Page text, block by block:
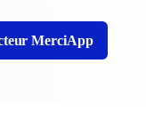
MerciApp